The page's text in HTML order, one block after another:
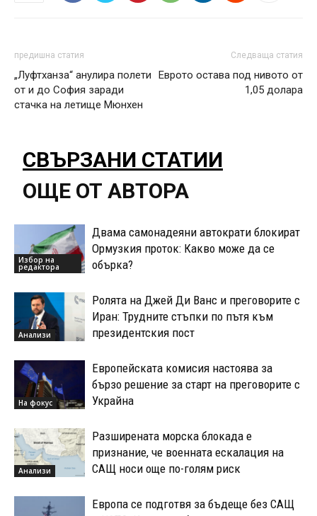
предишна статия
„Луфтханза“ анулира полети
от и до София заради
стачка на летище Мюнхен
Следваща статия
Еврото остава под нивото от
1,05 долара
СВЪРЗАНИ СТАТИИ
ОЩЕ ОТ АВТОРА
Избор на
редактора
Двама самонадеяни автократи блокират
Ормузкия проток: Какво може да се
обърка?
Анализи
Ролята на Джей Ди Ванс и преговорите с
Иран: Трудните стъпки по пътя към
президентския пост
На фокус
Европейската комисия настоява за
бързо решение за старт на преговорите с
Украйна
Анализи
Разширената морска блокада е
признание, че военната ескалация на
САЩ носи още по-голям риск
Европа се подготвя за бъдеще без САЩ